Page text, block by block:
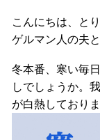
こんにちは、と
ゲルマン人の夫
冬本番、寒い毎
しでしょうか。
が白熱しており